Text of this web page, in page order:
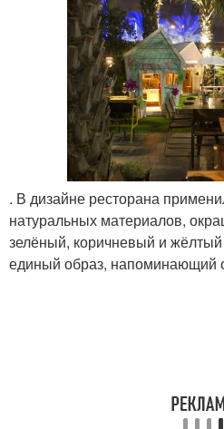
. В дизайне ресторана
натуральных материалов,
зелёный, коричневый и жёлтый
единый образ, напоминающий